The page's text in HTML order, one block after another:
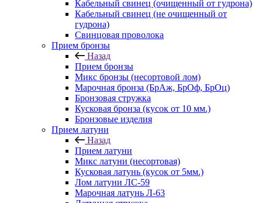
Кабельный свинец (очищенный от гудрона)
Кабельный свинец (не очищенный от
гудрона)
Свинцовая проволока
Прием бронзы
Назад
Прием бронзы
Микс бронзы (несортовой лом)
Марочная бронза (БрАж, БрОф, БрОц)
Бронзовая стружка
Кусковая бронза (кусок от 10 мм.)
Бронзовые изделия
Прием латуни
Назад
Прием латуни
Микс латуни (несортовая)
Кусковая латунь (кусок от 5мм.)
Лом латуни ЛС-59
Марочная латунь Л-63